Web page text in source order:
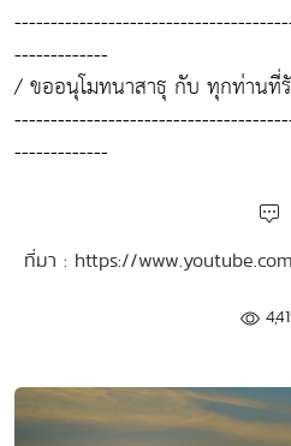
-------------
/ ขออนุโมทนาสาธุ กับ ทุกท่าน
-------------
ที่มา : https://